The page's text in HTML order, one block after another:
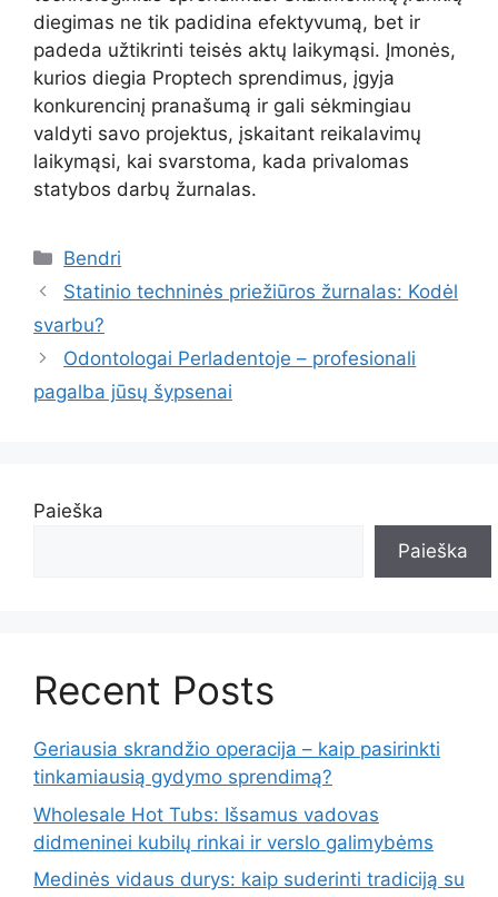
diegimas ne tik padidina efektyvumą, bet ir
padeda užtikrinti teisės aktų laikymąsi. Įmonės,
kurios diegia Proptech sprendimus, įgyja
konkurencinį pranašumą ir gali sėkmingiau
valdyti savo projektus, įskaitant reikalavimų
laikymąsi, kai svarstoma, kada privalomas
statybos darbų žurnalas.
Kategorijos
Bendri
Statinio techninės priežiūros žurnalas: Kodėl
svarbu?
Odontologai Perladentoje – profesionali
pagalba jūsų šypsenai
Paieška
Paieška
Recent Posts
Geriausia skrandžio operacija – kaip pasirinkti
tinkamiausią gydymo sprendimą?
Wholesale Hot Tubs: Išsamus vadovas
didmeninei kubilų rinkai ir verslo galimybėms
Medinės vidaus durys: kaip suderinti tradiciją su